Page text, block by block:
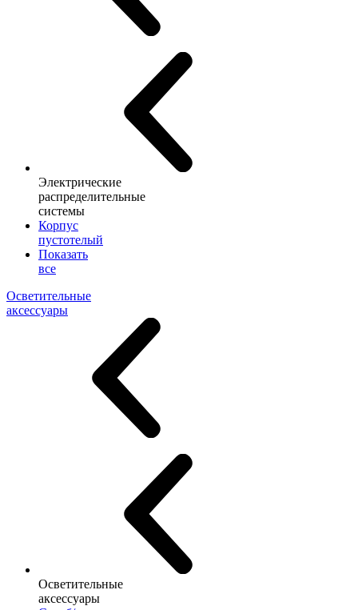
Электрические
распределительные
системы
Корпус
пустотелый
Показать
все
Осветительные
аксессуары
Осветительные
аксессуары